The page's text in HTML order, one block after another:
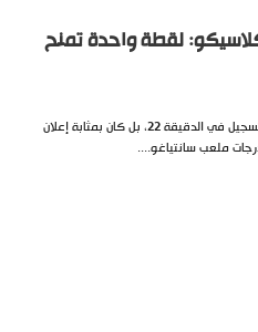
لقطة واحدة تمنح
هدف مبابي في الكلاسيكو لم يكن مجرد تسجيل في الدقيقة 22، بل كان بمثابة إعلان
ملعب سانتياغو....